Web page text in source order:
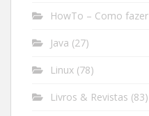
HowTo – Como fazer
Java (27)
Linux (78)
Livros & Revistas (83)